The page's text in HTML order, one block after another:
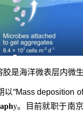
是海洋微表层内微
以“Mass deposition
y。目前就职于南